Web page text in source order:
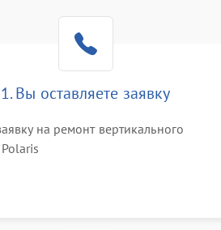
1. Вы оставляете заявку
на ремонт вертикального